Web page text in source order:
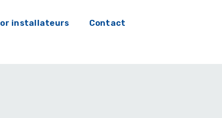
installateurs Contact